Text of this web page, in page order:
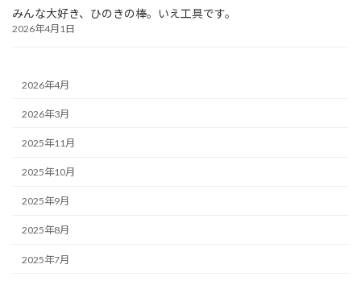
みんな大好き、ひのきの棒。いえ工具です。
2026年4月1日
2026年4月
2026年3月
2025年11月
2025年10月
2025年9月
2025年8月
2025年7月